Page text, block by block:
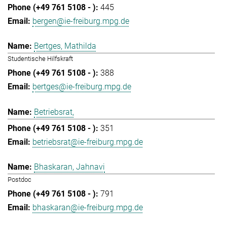
445
bergen@ie-freiburg.mpg.de
Bertges, Mathilda
Studentische Hilfskraft
388
bertges@ie-freiburg.mpg.de
Betriebsrat,
351
betriebsrat@ie-freiburg.mpg.de
Bhaskaran, Jahnavi
Postdoc
791
bhaskaran@ie-freiburg.mpg.de